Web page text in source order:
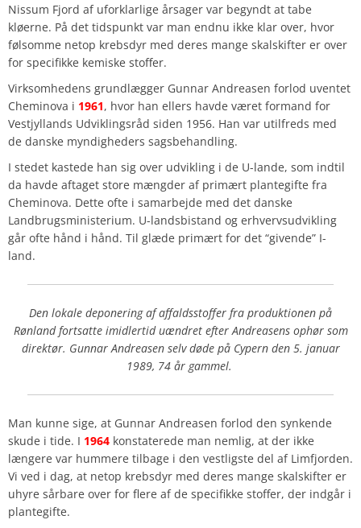
Nissum Fjord af uforklarlige årsager var begyndt at tabe
kløerne. På det tidspunkt var man endnu ikke klar over, hvor
følsomme netop krebsdyr med deres mange skalskifter er over
for specifikke kemiske stoffer.
Virksomhedens grundlægger Gunnar Andreasen forlod uventet
Cheminova i 1961, hvor han ellers havde været formand for
Vestjyllands Udviklingsråd siden 1956. Han var utilfreds med
de danske myndigheders sagsbehandling.
I stedet kastede han sig over udvikling i de U-lande, som indtil
da havde aftaget store mængder af primært plantegifte fra
Cheminova. Dette ofte i samarbejde med det danske
Landbrugsministerium. U-landsbistand og erhvervsudvikling
går ofte hånd i hånd. Til glæde primært for det “givende” I-
land.
Den lokale deponering af affaldsstoffer fra produktionen på
Rønland fortsatte imidlertid uændret efter Andreasens ophør som
direktør. Gunnar Andreasen selv døde på Cypern den 5. januar
1989, 74 år gammel.
Man kunne sige, at Gunnar Andreasen forlod den synkende
skude i tide. I 1964 konstaterede man nemlig, at der ikke
længere var hummere tilbage i den vestligste del af Limfjorden.
Vi ved i dag, at netop krebsdyr med deres mange skalskifter er
uhyre sårbare over for flere af de specifikke stoffer, der indgår i
plantegifte.